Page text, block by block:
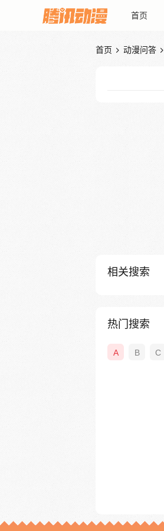
首页
首页  动漫问答 
相关搜索
热门搜索
A B C